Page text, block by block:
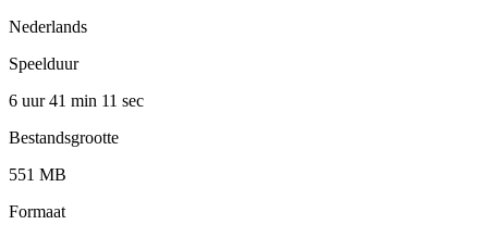
Nederlands
Speelduur
6 uur 41 min 11 sec
Bestandsgrootte
551 MB
Formaat